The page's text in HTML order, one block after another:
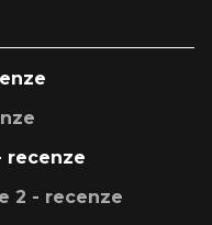
recenze
2 - recenze